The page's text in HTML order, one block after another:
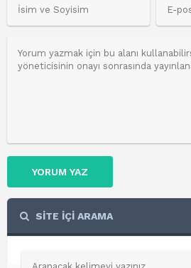
YORUM YAZ
SİTE İÇİ ARAMA